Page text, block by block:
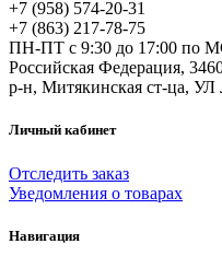
+7 (958) 574-20-31
+7 (863) 217-78-75
ПН-ПТ с 9:30 до 17:00 по
Российская Федерация,
р-н, Митякинская ст-ца,
Личный кабинет
Отследить заказ
Уведомления о товарах
Навигация